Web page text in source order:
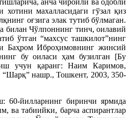
анча чиройли ва одобли
махалласидаги гўзал қиз
оғзига элак тутиб бўлмаган.
билан Чўлпоннинг тинч, оилавий
ўтган “махсус ташкилот”нинг
Баҳром Иброҳимовнинг жинсий
бу оиласи ҳам бузилган [Бу
учун қаранг: Наим Каримов,
нашр., Тошкент, 2003, 350-
60-йилларнинг биринчи ярмида
ва табиийки, барча аспирантлар